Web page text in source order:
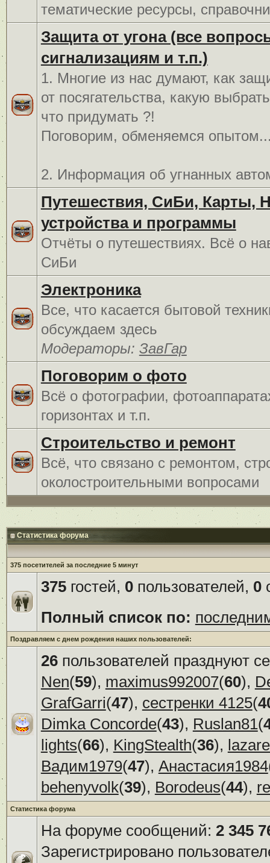
тематические ресурсы,
Защита от угона (все
сигнализациям и т.п.)
1. Многие из нас думают, как
от посягательства, какую
что придумать ?!
Поговорим, обменяемся
2. Информация об угнанных
Путешествия, СиБи, Карты,
устройства и программы
Отчёты о путешествиях. Всё о
СиБи
Электроника
Все, что касается бытовой
обсуждаем здесь
Модераторы: ЗавГар
Поговорим о фото
Всё о фотографии,
горизонтах и т.п.
Строительство и ремонт
Всё, что связано с ремонтом,
околостроительными вопросами
Статистика форума
375 посетителей за последние 5 минут
375гостей, 0пользователей, 0
Полный список по:
Поздравляем с днем рождения наших пользователей:
26пользователей празднуют
Nen(59), maximus992007(60),
GrafGarri(47), сестренки 4125(
Dimka Concorde(43), Ruslan81(
lights(66), KingStealth(36),
Вадим1979(47), Анастасия1984
behenyvolk(39), Borodeus(44),
Статистика форума
На форуме сообщений: 2 345
Зарегистрировано